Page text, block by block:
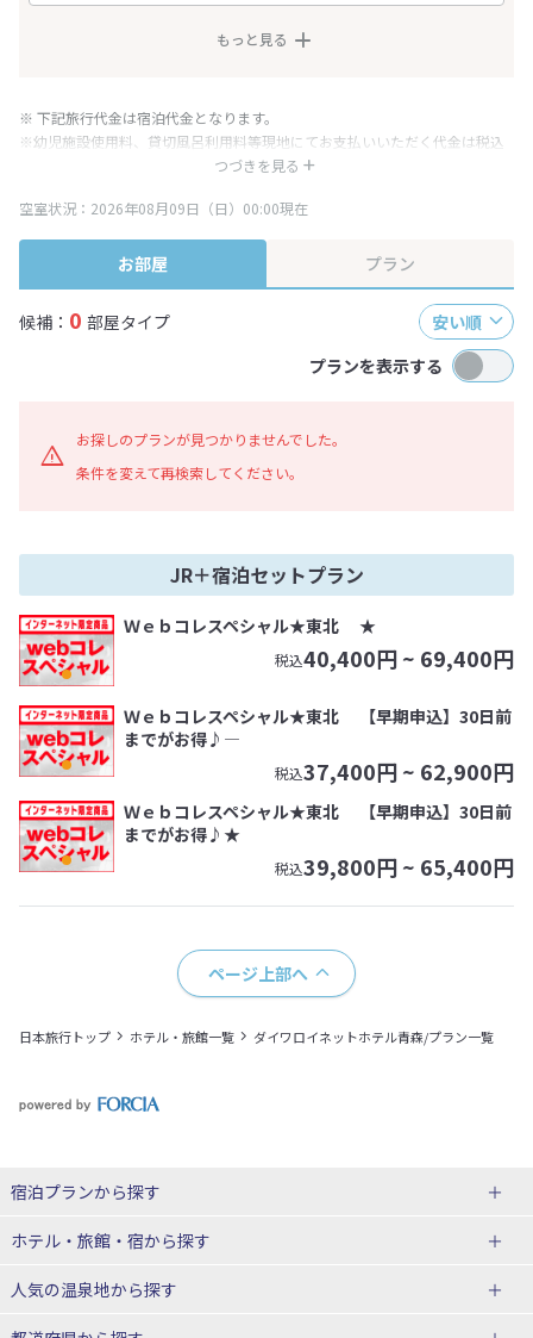
もっと見る
つづきを見る
※ 下記旅行代金は宿泊代金となります。
※幼児施設使用料、貸切風呂利用料等現地にてお支払いいただく代金は税込
み表記となりますが、消費税増税に伴い代金が一部変更となる場合がござい
※表示されている旅行代金・プラン内容は一定時間ごとに更新されます。最
終確認画面でご確認ください。
空室状況：2026年08月09日（日）00:00現在
お部屋 プラン
候補： 0 部屋タイプ
安い順
プランを表示する
お探しのプランが見つかりませんでした。
条件を変えて再検索してください。
JR＋宿泊セットプラン
Ｗｅｂコレスペシャル★東北 ★
税込40,400円 ~ 69,400円
Ｗｅｂコレスペシャル★東北 【早期申込】30日前
までがお得♪―
税込37,400円 ~ 62,900円
Ｗｅｂコレスペシャル★東北 【早期申込】30日前
までがお得♪★
税込39,800円 ~ 65,400円
ページ上部へ
日本旅行トップ ホテル・旅館一覧 ダイワロイネットホテル青森/プラン一覧
宿泊プランから探す
北海道
東北
ホテル・旅館・宿から探す
北海道ホテル・旅館
人気の温泉地から探す